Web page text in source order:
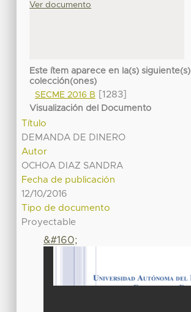
Ver documento
Este ítem aparece en la(s) siguiente(s)
colección(ones)
SECME 2016 B
[1283]
Visualización del Documento
Título
DEMANDA DE DINERO
Autor
OCHOA DIAZ SANDRA
Fecha de publicación
12/10/2016
Tipo de documento
Proyectable
&#160;